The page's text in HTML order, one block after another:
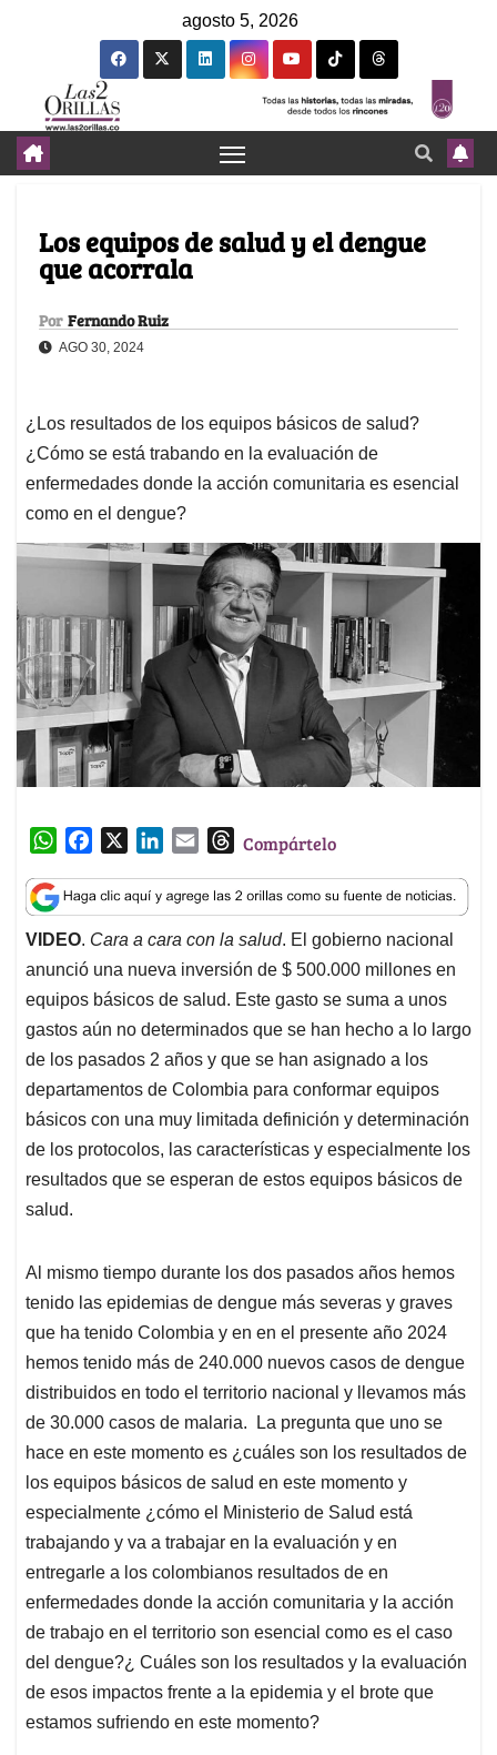
agosto 5, 2026
Los equipos de salud y el dengue
que acorrala
Por Fernando Ruiz
AGO 30, 2024
¿Los resultados de los equipos básicos de salud?
¿Cómo se está trabando en la evaluación de
enfermedades donde la acción comunitaria es esencial
como en el dengue?
W
a
t
s
A
p
p
c
e
b
o
o
k
n
k
e
d
I
n
a
i
l
T
r
e
a
d
s
Compártelo
VIDEO. Cara a cara con la salud. El gobierno nacional
anunció una nueva inversión de $ 500.000 millones en
equipos básicos de salud. Este gasto se suma a unos
gastos aún no determinados que se han hecho a lo largo
de los pasados 2 años y que se han asignado a los
departamentos de Colombia para conformar equipos
básicos con una muy limitada definición y determinación
de los protocolos, las características y especialmente los
resultados que se esperan de estos equipos básicos de
salud.
Al mismo tiempo durante los dos pasados años hemos
tenido las epidemias de dengue más severas y graves
que ha tenido Colombia y en en el presente año 2024
hemos tenido más de 240.000 nuevos casos de dengue
distribuidos en todo el territorio nacional y llevamos más
de 30.000 casos de malaria. La pregunta que uno se
hace en este momento es ¿cuáles son los resultados de
los equipos básicos de salud en este momento y
especialmente ¿cómo el Ministerio de Salud está
trabajando y va a trabajar en la evaluación y en
entregarle a los colombianos resultados de en
enfermedades donde la acción comunitaria y la acción
de trabajo en el territorio son esencial como es el caso
del dengue?¿ Cuáles son los resultados y la evaluación
de esos impactos frente a la epidemia y el brote que
estamos sufriendo en este momento?